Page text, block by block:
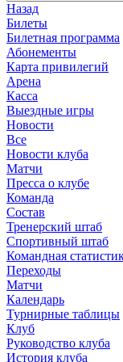
Назад
Билеты
Билетная программа
Абонементы
Карта привилегий
Арена
Касса
Выездные игры
Новости
Все
Новости клуба
Матчи
Пресса о клубе
Команда
Состав
Тренерский штаб
Спортивный штаб
Командная
Переходы
Матчи
Календарь
Турнирные таблицы
Клуб
Руководство клуба
История клуба